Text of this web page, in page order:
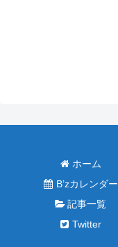
ホーム
B’zカレンダー
記事一覧
Twitter